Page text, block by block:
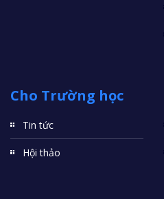
Cho Trường học
Tin tức
Hội thảo